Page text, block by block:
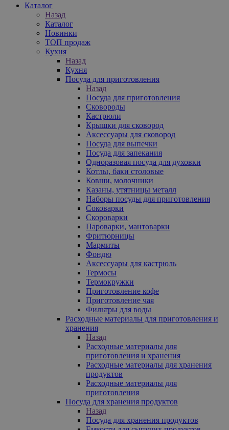
Каталог
Назад
Каталог
Новинки
ТОП продаж
Кухня
Назад
Кухня
Посуда для приготовления
Назад
Посуда для приготовления
Сковороды
Кастрюли
Крышки для сковород
Аксессуары для сковород
Посуда для выпечки
Посуда для запекания
Одноразовая посуда для духовки
Котлы, баки столовые
Ковши, молочники
Казаны, утятницы металл
Наборы посуды для приготовления
Соковарки
Скороварки
Пароварки, мантоварки
Фритюрницы
Мармиты
Фондю
Аксессуары для кастрюль
Термосы
Термокружки
Приготовление кофе
Приготовление чая
Фильтры для воды
Расходные материалы для приготовления и
хранения
Назад
Расходные материалы для
приготовления и хранения
Расходные материалы для хранения
продуктов
Расходные материалы для
приготовления
Посуда для хранения продуктов
Назад
Посуда для хранения продуктов